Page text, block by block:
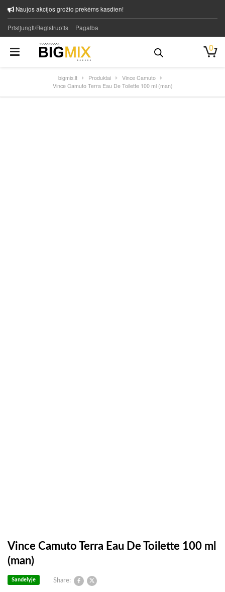
Naujos akcijos grožio prekėms kasdien!
Prisijungti/Registruotis Pagalba
0
bigmix.lt Produktai
Vince Camuto
Vince Camuto Terra Eau De Toilette 100 ml (man)
Vince Camuto Terra Eau De Toilette 100 ml
(man)
Share:
Sandelyje